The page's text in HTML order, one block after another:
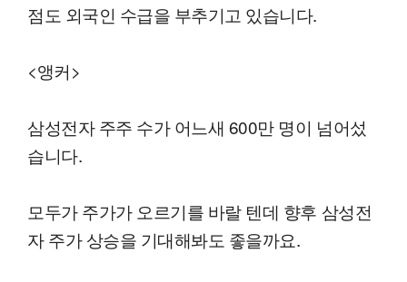
점도 외국인 수급을 부추기고 있습니다.
<앵커>
삼성전자 주주 수가 어느새 600만 명이 넘어섰
습니다.
모두가 주가가 오르기를 바랄 텐데 향후 삼성전
자 주가 상승을 기대해봐도 좋을까요.